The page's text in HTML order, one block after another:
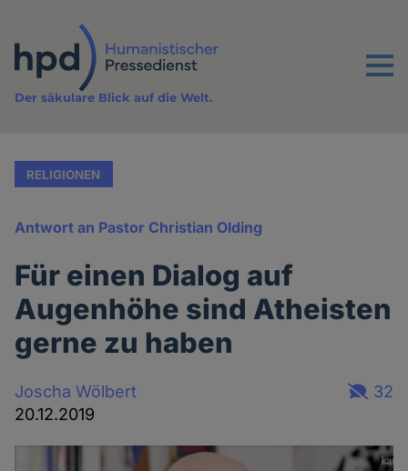
Inhalt
Menu
Der säkulare Blick auf die Welt.
RELIGIONEN
Antwort an Pastor Christian Olding
Für einen Dialog auf
Augenhöhe sind Atheisten
gerne zu haben
Joscha Wölbert
20.12.2019
32